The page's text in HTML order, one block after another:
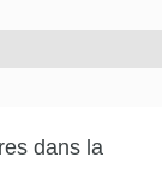
dans la